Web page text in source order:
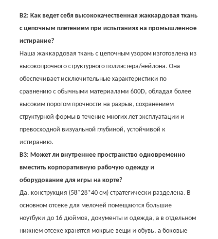
В2: Как ведет себя высококачественная жаккардовая ткань
с цепочным плетением при испытаниях на промышленное
истирание?
Наша жаккардовая ткань с цепочным узором изготовлена ​​из
высокопрочного структурного полиэстера/нейлона. Она
обеспечивает исключительные характеристики по
сравнению с обычными материалами 600D, обладая более
высоким порогом прочности на разрыв, сохранением
структурной формы в течение многих лет эксплуатации и
превосходной визуальной глубиной, устойчивой к
истиранию.
В3: Может ли внутреннее пространство одновременно
вместить корпоративную рабочую одежду и
оборудование для игры на корте?
Да, конструкция (58*28*40 см) стратегически разделена. В
основном отсеке для мелочей помещаются большие
ноутбуки до 16 дюймов, документы и одежда, а в отдельном
нижнем отсеке хранятся мокрые вещи и обувь, а боковые